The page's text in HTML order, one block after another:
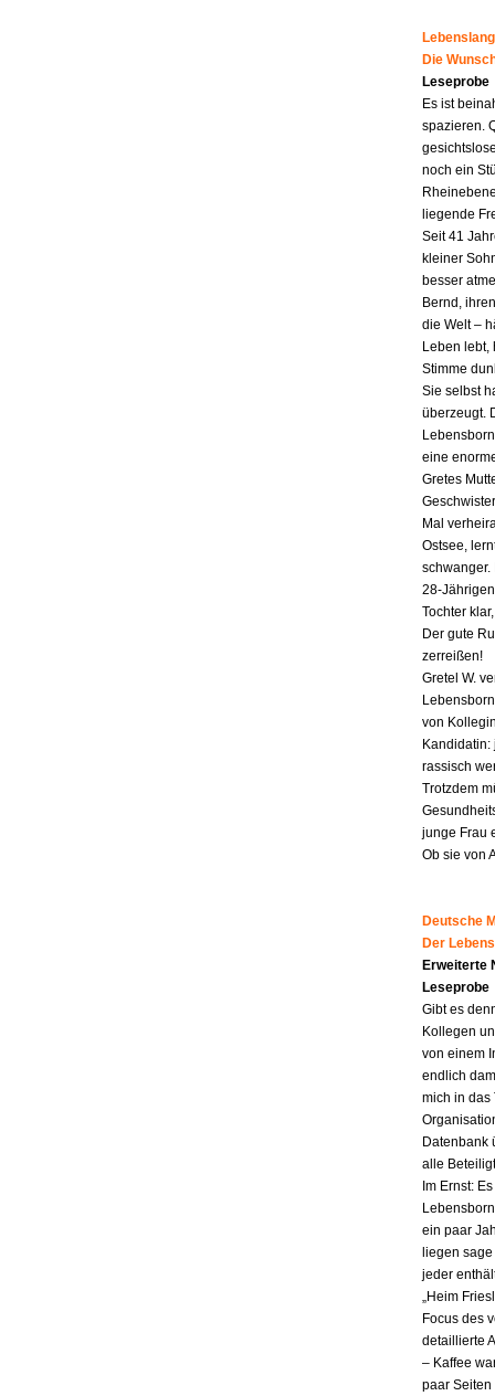
Die
Leseprobe
Es ist
spazieren.
noch ein
liegende
Seit 41
kleiner
besser
Bernd,
die Welt –
Leben lebt,
Stimme
Sie selbst
überzeugt.
eine
Gretes
Mal
Ostsee,
schwanger.
28-
Tochter
Der gute
zerreißen!
Gretel W.
von
rassisch
Trotzdem
junge Frau
Ob sie von
Deutsche
Der
Erweiterte
Leseprobe
Gibt es
Kollegen
von einem
endlich
mich in das
Datenbank
alle
Im Ernst:
ein paar
liegen
jeder
„Heim
Focus des
detaillierte
– Kaffee
paar